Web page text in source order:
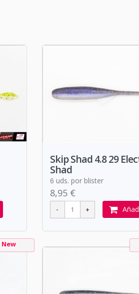
Skip Shad 4.8 29
Shad
6 uds. por blister
8,95 €
New